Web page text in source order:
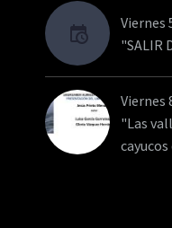
Viernes
"SALIR
Viernes
"Las